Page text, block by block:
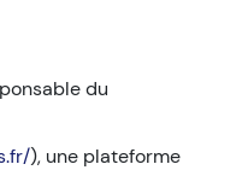
du
), une plateforme